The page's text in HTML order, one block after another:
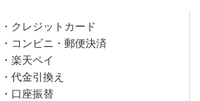
・クレジットカード
・コンビニ・郵便決済
・楽天ペイ
・代金引換え
・口座振替